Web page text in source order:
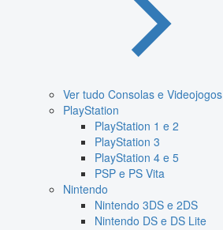
Ver tudo Consolas e Videojogos
PlayStation
PlayStation 1 e 2
PlayStation 3
PlayStation 4 e 5
PSP e PS Vita
Nintendo
Nintendo 3DS e 2DS
Nintendo DS e DS Lite